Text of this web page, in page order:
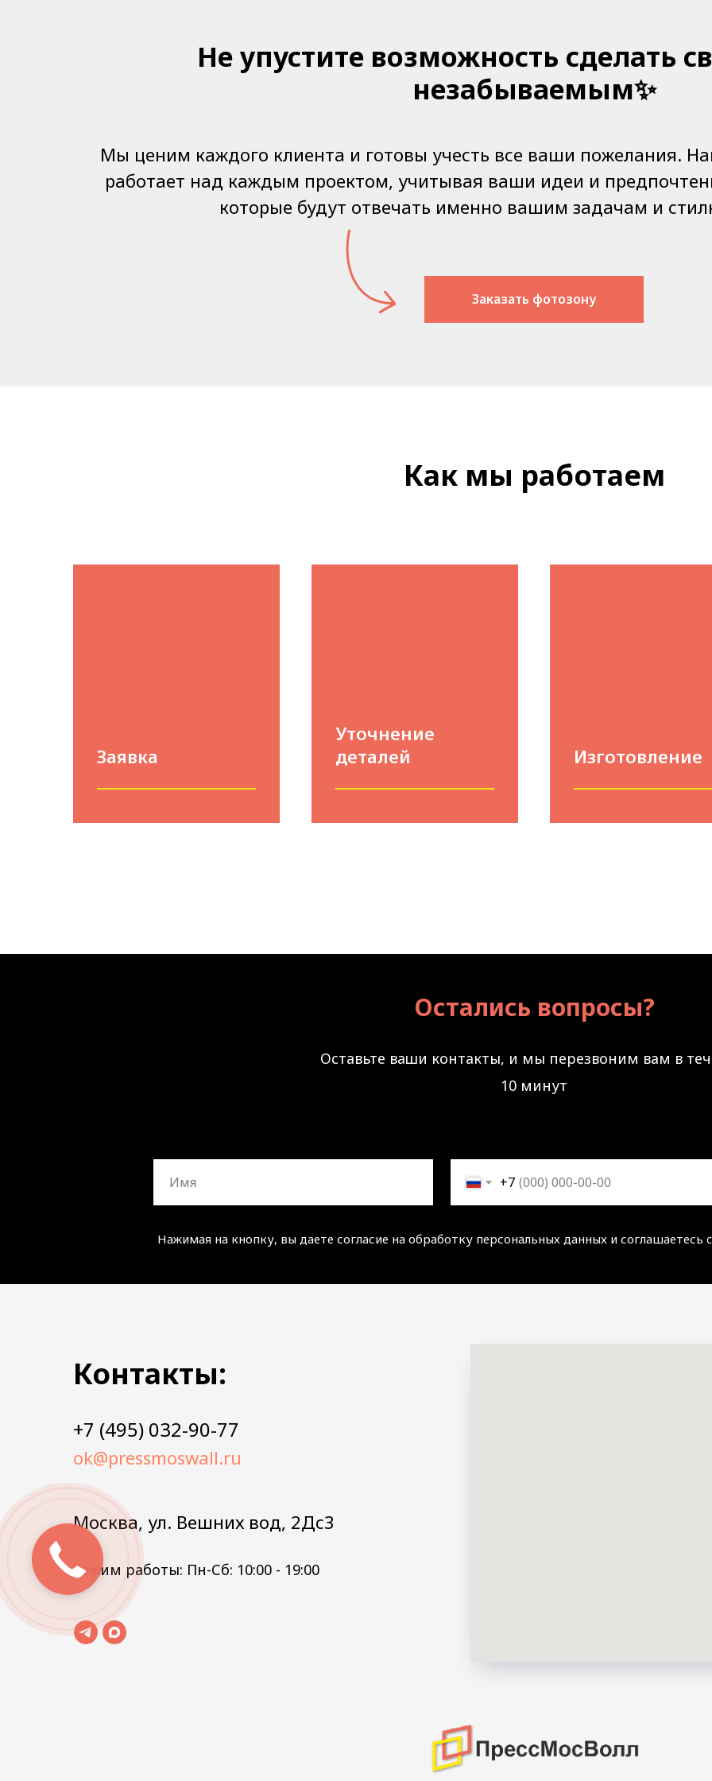
Не упустите возможность сделать
незабываемым✨
Мы ценим каждого клиента и готовы учесть все ваши пожелания.
работает над каждым проектом, учитывая ваши идеи и
которые будут отвечать именно вашим задачам и
Заказать фотозону
Как мы работаем
Заявка
Уточнение
деталей
Изготовление
Остались вопросы?
Оставьте ваши контакты, и мы перезвоним вам в
10 минут
+7
Нажимая на кнопку, вы даете согласие на обработку персональных данных и
Контакты:
+7 (495) 032-90-77
ok@pressmoswall.ru
Москва, ул. Вешних вод, 2Дс3
Режим работы: Пн-Сб: 10:00 - 19:00